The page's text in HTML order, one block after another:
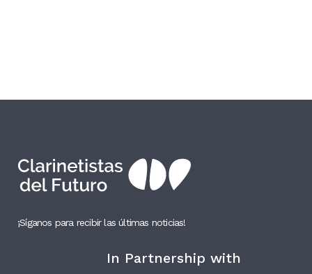
¡Síganos para recibir las últimas noticias!
In Partnership with